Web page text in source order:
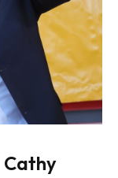
Cathy